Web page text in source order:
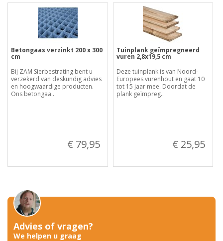
Betongaas verzinkt 200 x 300
cm
Bij ZAM Sierbestrating bent u
verzekerd van deskundig advies
en hoogwaardige producten.
Ons betongaa..
€ 79,95
Tuinplank geïmpregneerd
vuren 2,8x19,5 cm
Deze tuinplank is van Noord-
Europees vurenhout en gaat 10
tot 15 jaar mee. Doordat de
plank geïmpreg..
€ 25,95
Advies of vragen?
We helpen u graag